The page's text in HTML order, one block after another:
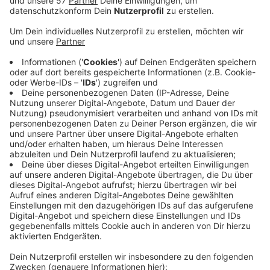
Das Aachener Verwaltungsgericht hat einen Eilantrag
Versetzung in den vorzeitigen Ruhestand wehrte. Der
61-jährige Mann war seit 2013 dienstunfähig. Ein
geplanter Wechsel in den Verwaltungsdienst
scheiterte, weil er wegen Krankheit die nötige
Probezeit nicht absolvieren konnte.
Seit 2021 ist er dauerhaft dienstunfähig. Eine
Amtsärztin stellte 2023 fest, dass ihm
Stressresistenz, Anpassungsfähigkeit,
Durchhaltevermögen und Konfliktfähigkeit fehlen. Das
Polizeipräsidium Aachen versetzte ihn daraufhin im
Juni 2025 in den Ruhestand.
Das Verwaltungsgericht bestätigte diese
Entscheidung jetzt. Die Einschätzung der Amtsärztin
sei schlüssig gewesen. Der Mann kann noch
Beschwerde beim Oberverwaltungsgericht einlegen.